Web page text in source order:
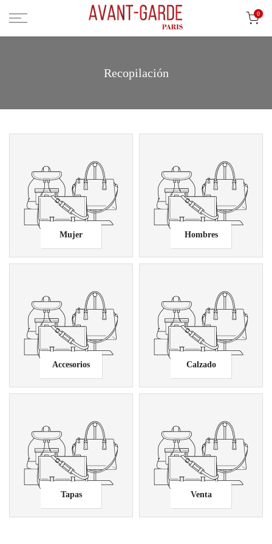
Ir
0
Recopilación
Mujer Hombres
Accesorios Calzado
Tapas Venta